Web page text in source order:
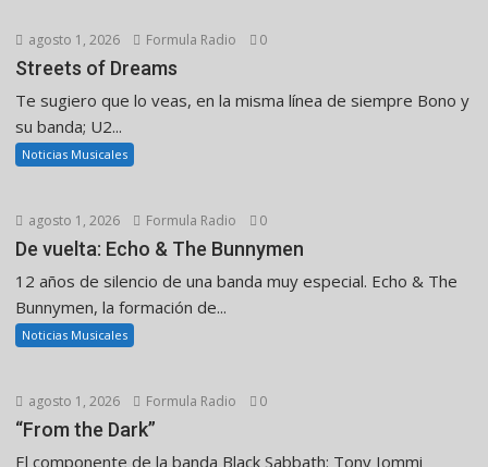
agosto 1, 2026 Formula Radio 0
Streets of Dreams
Te sugiero que lo veas, en la misma línea de siempre Bono y
su banda; U2...
Noticias Musicales
agosto 1, 2026 Formula Radio 0
De vuelta: Echo & The Bunnymen
12 años de silencio de una banda muy especial. Echo & The
Bunnymen, la formación de...
Noticias Musicales
agosto 1, 2026 Formula Radio 0
“From the Dark”
El componente de la banda Black Sabbath: Tony Iommi